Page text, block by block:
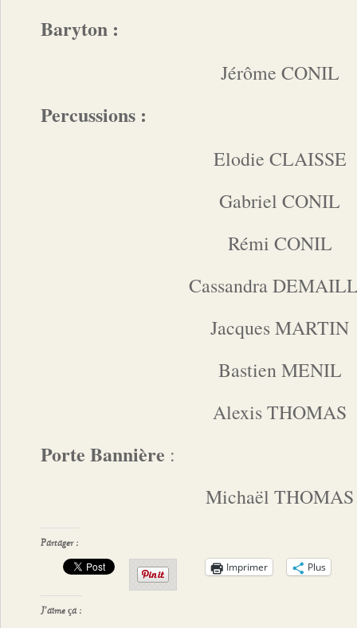
Baryton :
Jérôme CONIL
Percussions :
Elodie CLAISSE
Gabriel CONIL
Rémi CONIL
Cassandra
Jacques MARTIN
Bastien MENIL
Alexis THOMAS
Porte Bannière :
Michaël THOMAS
Partager :
Imprimer Plus
J’aime ça :